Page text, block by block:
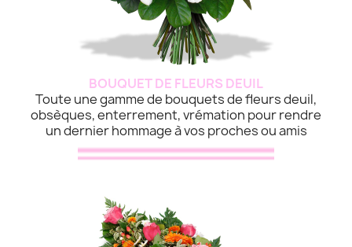
BOUQUET DE FLEURS DEUIL
Toute une gamme de bouquets de fleurs deuil,
obsèques, enterrement, vrémation pour rendre
un dernier hommage à vos proches ou amis